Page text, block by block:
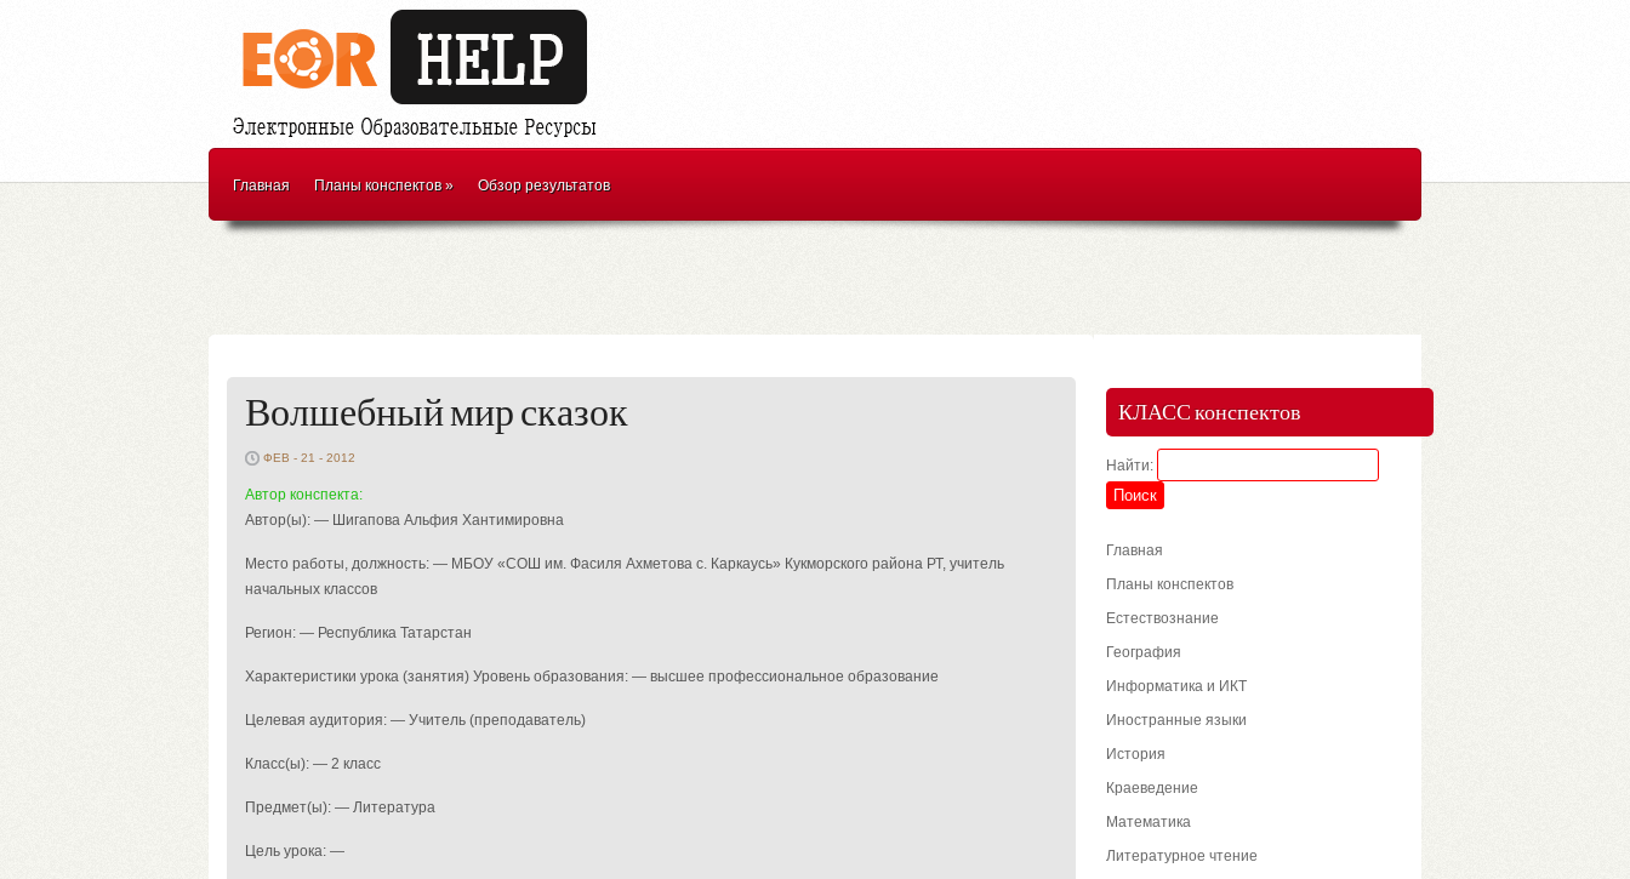
Главная Планы конспектов» Обзор результатов
Волшебный мир сказок
ФЕВ - 21 - 2012
Автор конспекта:
Автор(ы): — Шигапова Альфия Хантимировна
Место работы, должность: — МБОУ «СОШ им. Фасиля Ахметова с. Каркаусь» Кукморского района РТ, учитель
начальных классов
Регион: — Республика Татарстан
Характеристики урока (занятия) Уровень образования: — высшее профессиональное образование
Целевая аудитория: — Учитель (преподаватель)
Класс(ы): — 2 класс
Предмет(ы): — Литература
Цель урока: —
КЛАСС конспектов
Найти:
Главная
Планы конспектов
Естествознание
География
Информатика и ИКТ
Иностранные языки
История
Краеведение
Математика
Литературное чтение